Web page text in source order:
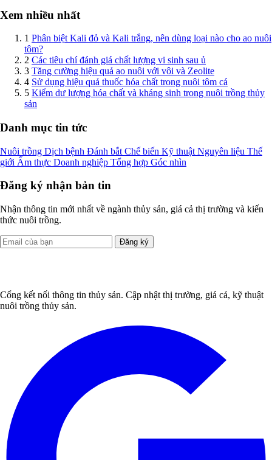
Xem nhiều nhất
1 Phân biệt Kali đỏ và Kali trắng, nên dùng loại nào cho ao nuôi
tôm?
2 Các tiêu chí đánh giá chất lượng vi sinh sau ủ
3 Tăng cường hiệu quả ao nuôi với vôi và Zeolite
4 Sử dụng hiệu quả thuốc hóa chất trong nuôi tôm cá
5 Kiểm dư lượng hóa chất và kháng sinh trong nuôi trồng thủy
sản
Danh mục tin tức
Nuôi trồng Dịch bệnh Đánh bắt Chế biến Kỹ thuật Nguyên liệu Thế
giới Ẩm thực Doanh nghiệp Tổng hợp Góc nhìn
Đăng ký nhận bản tin
Nhận thông tin mới nhất về ngành thủy sản, giá cả thị trường và kiến
thức nuôi trồng.
Đăng ký
Cổng kết nối thông tin thủy sản. Cập nhật thị trường, giá cả, kỹ thuật
nuôi trồng thủy sản.